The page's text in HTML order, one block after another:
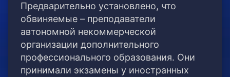
Предварительно установлено, что
обвиняемые – преподаватели
автономной некоммерческой
организации дополнительного
профессионального образования. Они
принимали экзамены у иностранных